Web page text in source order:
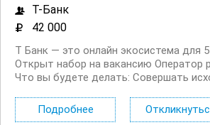
Т-Банк
42 000
Т Банк — это онлайн экосистема для
Открыт набор на вакансию Оператор
Что вы будете делать: Совершать
переговоры с должниками и их
требование на оплату долга,...
Подробнее